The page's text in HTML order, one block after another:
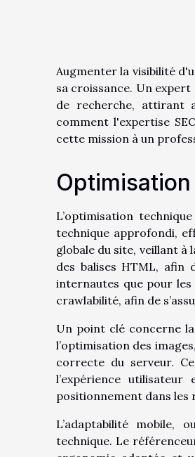
Augmenter la visibilité
sa croissance. Un
de recherche, attirant
comment l'expertise
cette mission à un
L’optimisation
technique approfondi,
globale du site, veillant à
des balises HTML,
internautes que pour
crawlabilité, afin de
Un point clé concerne
l’optimisation des
correcte du serveur.
l’expérience
positionnement dans les
L’adaptabilité mobile,
technique. Le